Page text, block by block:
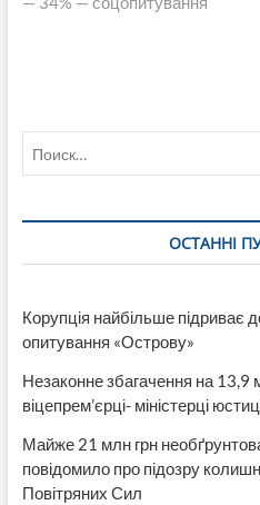
ОСТАННІ
Корупція найбільше підриває
опитування «Острову»
Незаконне збагачення на 13,9
віцепрем’єрці- міністерці
Майже 21 млн грн
повідомило про підозру
Повітряних Сил